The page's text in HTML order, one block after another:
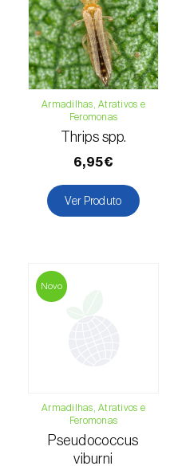
Armadilhas, Atrativos e
Feromonas
Thrips spp.
6,95€
Ver Produto
Novo
Armadilhas, Atrativos e
Feromonas
Pseudococcus
viburni